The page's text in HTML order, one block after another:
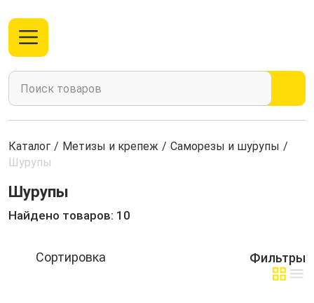
Каталог / Метизы и крепеж / Саморезы и шурупы /
Шурупы
Шурупы
Найдено товаров: 10
Фильтры